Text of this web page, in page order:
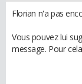
Florian n'a pas
Vous pouvez lui
message. Pour